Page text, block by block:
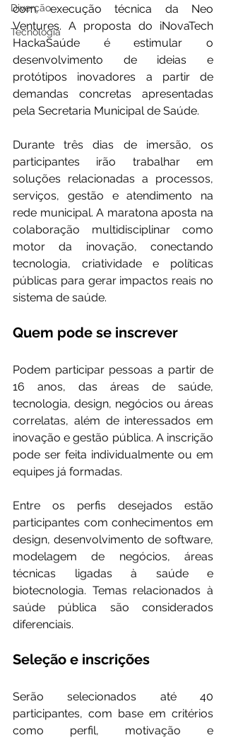
Diverção
Tecnologia
com execução técnica da Neo
Ventures. A proposta do iNovaTech
HackaSaúde é estimular o
desenvolvimento de ideias e
protótipos inovadores a partir de
demandas concretas apresentadas
pela Secretaria Municipal de Saúde.
Durante três dias de imersão, os
participantes irão trabalhar em
soluções relacionadas a processos,
serviços, gestão e atendimento na
rede municipal. A maratona aposta na
colaboração multidisciplinar como
motor da inovação, conectando
tecnologia, criatividade e políticas
públicas para gerar impactos reais no
sistema de saúde.
Quem pode se inscrever
Podem participar pessoas a partir de
16 anos, das áreas de saúde,
tecnologia, design, negócios ou áreas
correlatas, além de interessados em
inovação e gestão pública. A inscrição
pode ser feita individualmente ou em
equipes já formadas.
Entre os perfis desejados estão
participantes com conhecimentos em
design, desenvolvimento de software,
modelagem de negócios, áreas
técnicas ligadas à saúde e
biotecnologia. Temas relacionados à
saúde pública são considerados
diferenciais.
Seleção e inscrições
Serão selecionados até 40
participantes, com base em critérios
como perfil, motivação e